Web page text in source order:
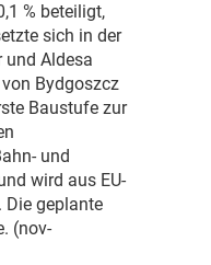
% beteiligt,
sich in der
und Aldesa
Bydgoszcz
Baustufe zur
und
wird aus EU-
Die geplante
(nov-